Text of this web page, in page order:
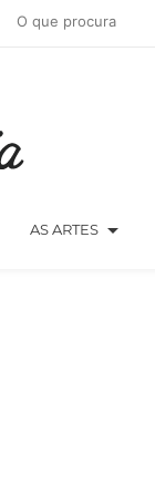
AS ARTES arrow_drop_down